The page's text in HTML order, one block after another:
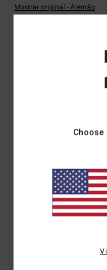
Mostrar original - Alemão
Conforto: 3 Relação
As mangas são demasiado
/5 Cor: 5/5